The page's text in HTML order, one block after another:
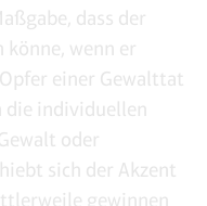
dass der
wenn er
einer Gewalttat
die individuellen
oder
sich der Akzent
gewinnen